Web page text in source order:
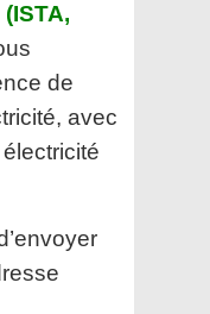
de
avec